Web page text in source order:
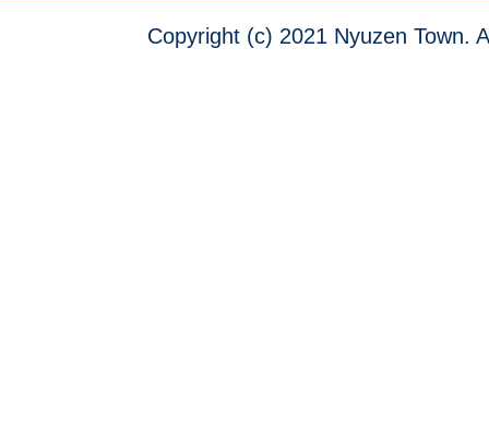
Copyright (c) 2021 Nyuzen Town.